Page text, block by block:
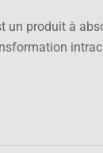
un produit à